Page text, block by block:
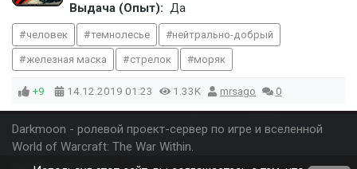
Выдача (Опыт): Да
человек темнолесье нейтрально-добрый
железная маска стрелок моряк
+9 14.12.2019 01:23 1.33K mrsago 0
Darkmoon - ролевой проект-сервер по игре и вселенной
World of Warcraft: The War Within.